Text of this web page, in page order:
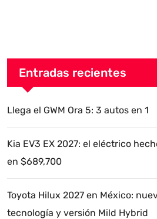
Entradas recientes
Llega el GWM Ora 5: 3 autos en 1
Kia EV3 EX 2027: el eléctrico
en $689,700
Toyota Hilux 2027 en México:
tecnología y versión Mild Hybrid